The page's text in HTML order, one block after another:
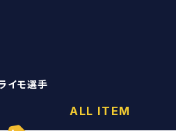
イモ選手
ALL ITEM